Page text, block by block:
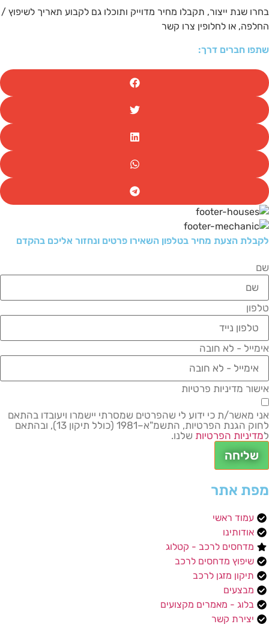
בחרו שנת ייצור, תקבלו מחיר מדוייק ותוכלו גם לקבוע תאריך לשיפוץ /
החלפה, או לחלופין צרו קשר
שתפו חברים דרך:
לקבלת הצעת מחיר בטלפון השאירו פרטים ונחזור אליכם בהקדם
שם
טלפון
אימייל - לא חובה
אישור מדיניות פרטיות
אני מאשר/ת כי ידוע לי שהפרטים שמסרתי יישמרו ויעובדו בהתאם
לחוק הגנת הפרטיות, התשמ"א–1981 (כולל תיקון 13), ובהתאם
למדיניות הפרטיות שלנו.
שליחה
מפת אתר
עמוד ראשי
אודותינו
מדחסים לרכב - קטלוג
שיפוץ מדחסים לרכב
תיקון מזגן לרכב
מבצעים
בלוג - מאמרים מקצועים
יצירת קשר